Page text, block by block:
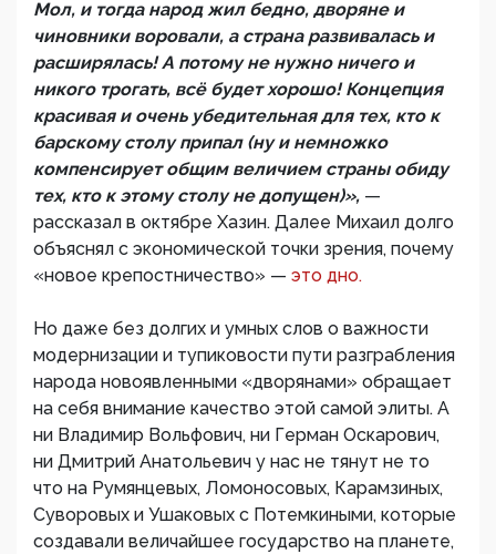
Мол, и тогда народ жил бедно, дворяне и
чиновники воровали, а страна развивалась и
расширялась! А потому не нужно ничего и
никого трогать, всё будет хорошо! Концепция
красивая и очень убедительная для тех, кто к
барскому столу припал (ну и немножко
компенсирует общим величием страны обиду
тех, кто к этому столу не допущен)», —
рассказал в октябре Хазин. Далее Михаил долго
объяснял с экономической точки зрения, почему
«новое крепостничество» — это дно.
Но даже без долгих и умных слов о важности
модернизации и тупиковости пути разграбления
народа новоявленными «дворянами» обращает
на себя внимание качество этой самой элиты. А
ни Владимир Вольфович, ни Герман Оскарович,
ни Дмитрий Анатольевич у нас не тянут не то
что на Румянцевых, Ломоносовых, Карамзиных,
Суворовых и Ушаковых с Потемкиными, которые
создавали величайшее государство на планете,